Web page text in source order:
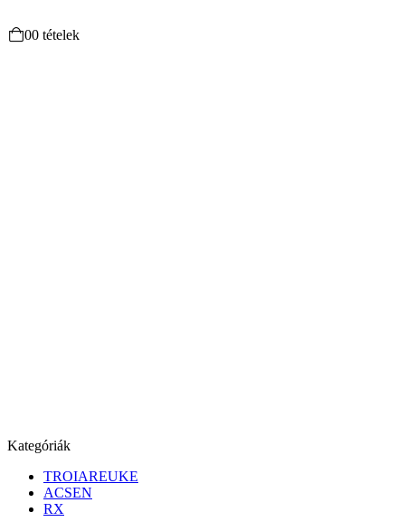
00 tételek
Kategóriák
TROIAREUKE
ACSEN
RX